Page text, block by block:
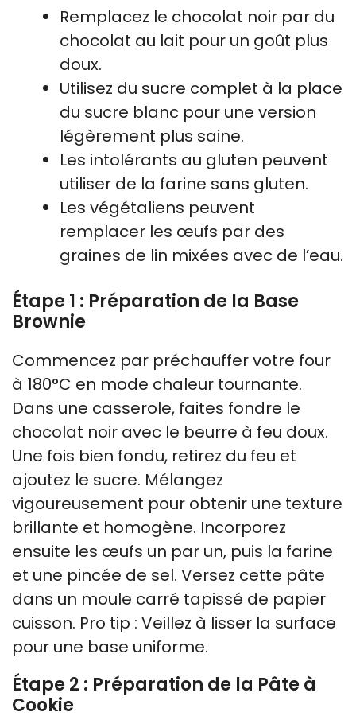
Remplacez le chocolat noir par du
chocolat au lait pour un goût plus
doux.
Utilisez du sucre complet à la place
du sucre blanc pour une version
légèrement plus saine.
Les intolérants au gluten peuvent
utiliser de la farine sans gluten.
Les végétaliens peuvent
remplacer les œufs par des
graines de lin mixées avec de l’eau.
Étape 1 : Préparation de la Base
Brownie
Commencez par préchauffer votre four
à 180°C en mode chaleur tournante.
Dans une casserole, faites fondre le
chocolat noir avec le beurre à feu doux.
Une fois bien fondu, retirez du feu et
ajoutez le sucre. Mélangez
vigoureusement pour obtenir une texture
brillante et homogène. Incorporez
ensuite les œufs un par un, puis la farine
et une pincée de sel. Versez cette pâte
dans un moule carré tapissé de papier
cuisson. Pro tip : Veillez à lisser la surface
pour une base uniforme.
Étape 2 : Préparation de la Pâte à
Cookie